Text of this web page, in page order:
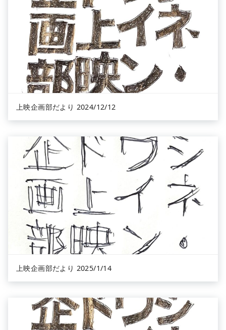
上映企画部だより 2024/12/12
上映企画部だより 2025/1/14